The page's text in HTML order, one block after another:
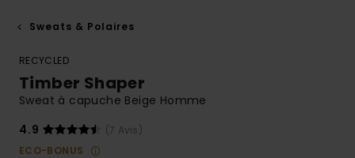
Sweats & Polaires
RECYCLED
Timber Shaper
Sweat à capuche Beige Homme
4.9
(7 Avis)
ECO-BONUS